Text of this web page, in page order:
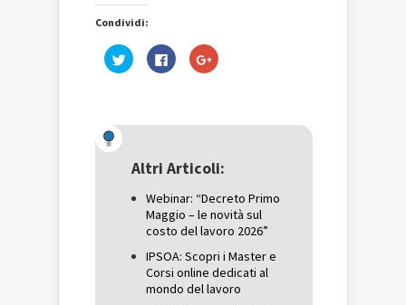
Condividi:
Fai
clic
una
nuova
Fai
clic
nuova
finestra)
Fai
clic
una
nuova
Altri Articoli:
Webinar: “Decreto Primo
Maggio – le novità sul
costo del lavoro 2026”
IPSOA: Scopri i Master e
Corsi online dedicati al
mondo del lavoro